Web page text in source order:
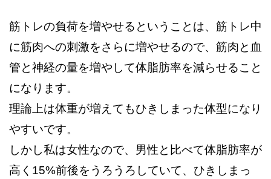
筋トレの負荷を増やせるということは、筋トレ中
に筋肉への刺激をさらに増やせるので、筋肉と血
管と神経の量を増やして体脂肪率を減らせること
になります。
理論上は体重が増えてもひきしまった体型になり
やすいです。
しかし私は女性なので、男性と比べて体脂肪率が
高く15%前後をうろうろしていて、ひきしまっ